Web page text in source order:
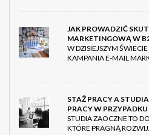
JAK PROWADZIĆ
MARKETINGOWĄ W
W DZISIEJSZYM
KAMPANIA E-MAIL
STAŻ PRACY A
PRACY W
STUDIA ZAOCZNE TO
KTÓRE PRAGNĄ